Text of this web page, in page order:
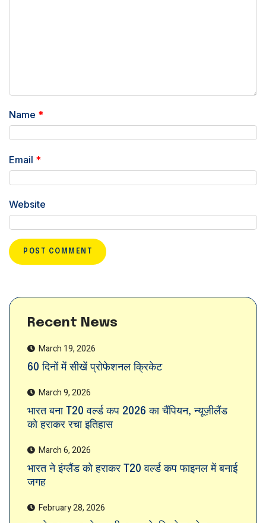
Name *
Email *
Website
Recent News
March 19, 2026
60 दिनों में सीखें प्रोफेशनल क्रिकेट
March 9, 2026
भारत बना T20 वर्ल्ड कप 2026 का चैंपियन, न्यूज़ीलैंड
को हराकर रचा इतिहास
March 6, 2026
भारत ने इंग्लैंड को हराकर T20 वर्ल्ड कप फाइनल में बनाई
जगह
February 28, 2026